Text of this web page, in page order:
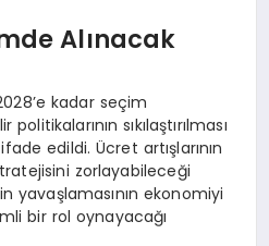
Alınacak
kadar seçim
sıkılaştırılması
edildi. Ücret artışlarının
zorlayabileceği
yavaşlamasının ekonomiyi
bir rol oynayacağı